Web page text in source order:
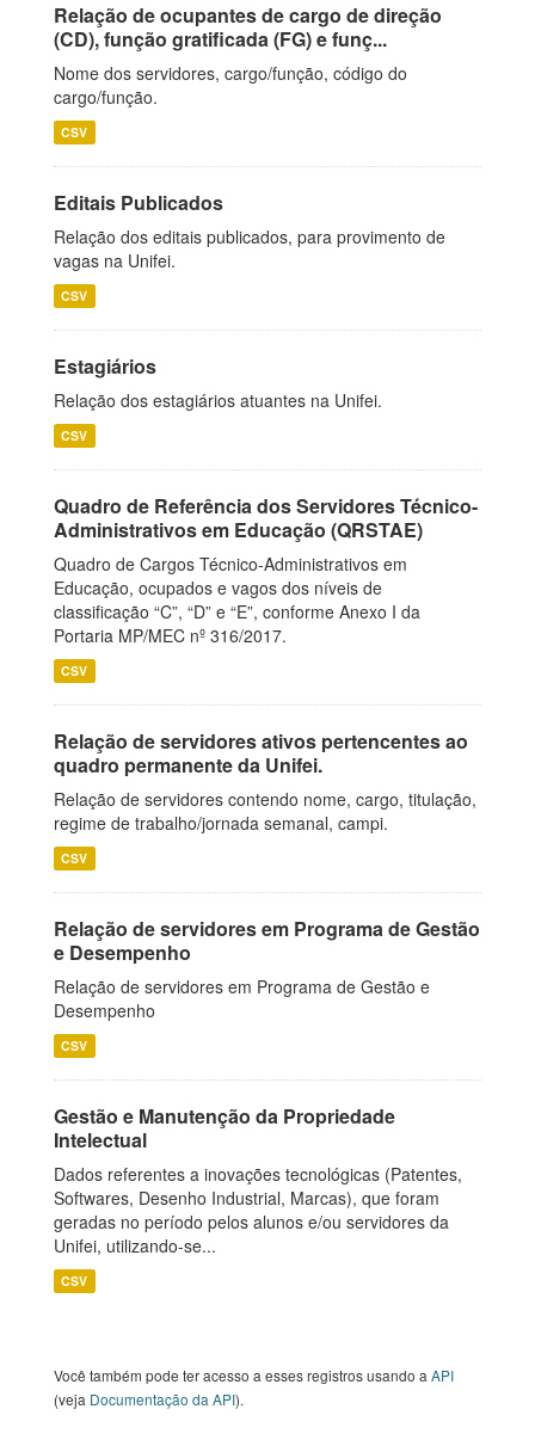
Relação de ocupantes de cargo de direção
(CD), função gratificada (FG) e funç...
Nome dos servidores, cargo/função, código do
cargo/função.
CSV
Editais Publicados
Relação dos editais publicados, para provimento de
vagas na Unifei.
CSV
Estagiários
Relação dos estagiários atuantes na Unifei.
CSV
Quadro de Referência dos Servidores Técnico-
Administrativos em Educação (QRSTAE)
Quadro de Cargos Técnico-Administrativos em
Educação, ocupados e vagos dos níveis de
classificação “C”, “D” e “E”, conforme Anexo I da
Portaria MP/MEC nº 316/2017.
CSV
Relação de servidores ativos pertencentes ao
quadro permanente da Unifei.
Relação de servidores contendo nome, cargo, titulação,
regime de trabalho/jornada semanal, campi.
CSV
Relação de servidores em Programa de Gestão
e Desempenho
Relação de servidores em Programa de Gestão e
Desempenho
CSV
Gestão e Manutenção da Propriedade
Intelectual
Dados referentes a inovações tecnológicas (Patentes,
Softwares, Desenho Industrial, Marcas), que foram
geradas no período pelos alunos e/ou servidores da
Unifei, utilizando-se...
CSV
Você também pode ter acesso a esses registros usando a API
(veja Documentação da API).